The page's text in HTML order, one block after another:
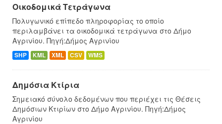
Οικοδομικά Τετράγωνα
Πολυγωνικό επίπεδο πληροφορίας το οποίο
περιλαμβάνει τα οικοδομικά τετράγωνα στο Δήμο
Αγρινίου. Πηγή:Δήμος Αγρινίου
SHP KML XML CSV WMS
Δημόσια Κτίρια
Σημειακό σύνολο δεδομένων που περιέχει τις Θέσεις
Δημόσιων Κτιρίων στο Δήμο Αγρινίου. Πηγή:Δήμος
Αγρινίου